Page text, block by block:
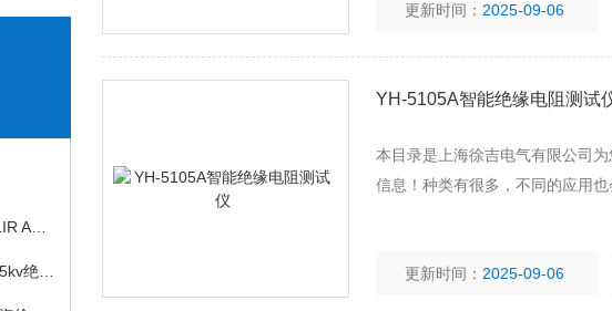
更新时间： 2025-09-06
YH-5105A智能绝缘电阻测试
本目录是上海徐吉电气有限公司
信息！种类有很多，不同的应用
更新时间： 2025-09-06